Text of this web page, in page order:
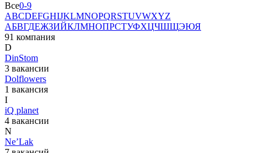
Все0-9
ABCDEFGHIJKLMNOPQRSTUVWXYZ
АБВГДЕЖЗИЙКЛМНОПРСТУФХЦЧШЩЭЮЯ
91 компания
D
DinStom
3 вакансии
Dolflowers
1 вакансия
I
iQ planet
4 вакансии
N
Ne’Lak